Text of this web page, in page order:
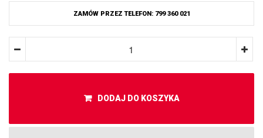
ZAMÓW PRZEZ TELEFON: 799 360 021
DODAJ DO KOSZYKA